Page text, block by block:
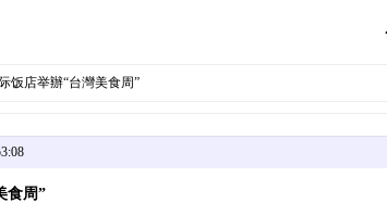
饭店举辦“台灣美食周”
食周”